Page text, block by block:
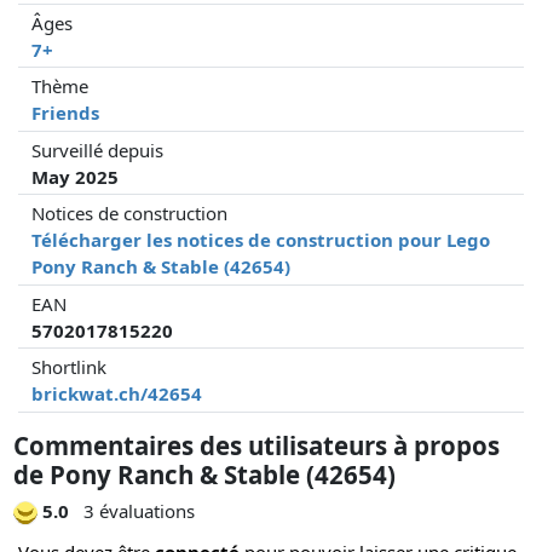
Âges
7+
Thème
Friends
Surveillé depuis
May 2025
Notices de construction
Télécharger les notices de construction pour Lego
Pony Ranch & Stable (42654)
EAN
5702017815220
Shortlink
brickwat.ch/42654
Commentaires des utilisateurs à propos
de Pony Ranch & Stable (42654)
5.0
3 évaluations